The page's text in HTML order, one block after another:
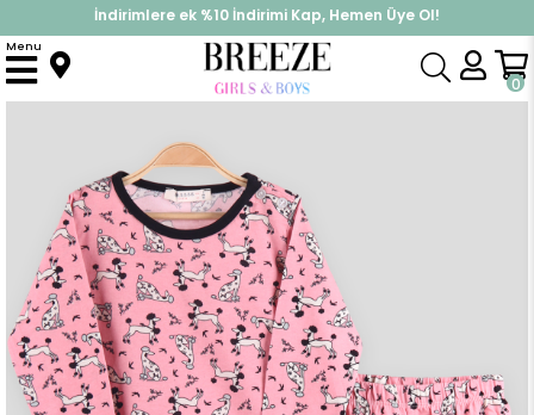
%30 Sepette Yaz İndirimi, Hemen Al!
İndirimlere ek %10 İndirimi Kap, Hemen Üye Ol!
0
Menu
Anasayfa Pijama & İç Giyim KIZ Pijama Takımları Kız Çocuk Pijama Takımı Köpekli Pembe (2 Yaş)